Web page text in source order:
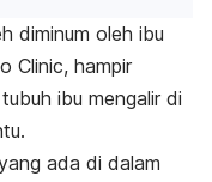
diminum oleh ibu
Clinic, hampir
ibu mengalir di
ada di dalam